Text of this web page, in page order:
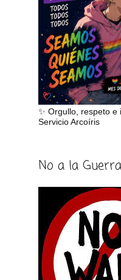
✨ Orgullo, respeto
Servicio Arcoíris
No a la Guerra